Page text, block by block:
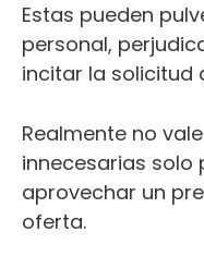
Estas pueden
personal,
incitar la solicitud
Realmente no
innecesarias solo
aprovechar un
oferta.